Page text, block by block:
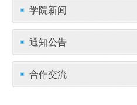
学院新闻
通知公告
合作交流